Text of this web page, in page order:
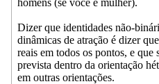
Dizer que identidades não-
dinâmicas de atração é dizer
reais em todos os pontos, e que
prevista dentro da orientação
em outras orientações.